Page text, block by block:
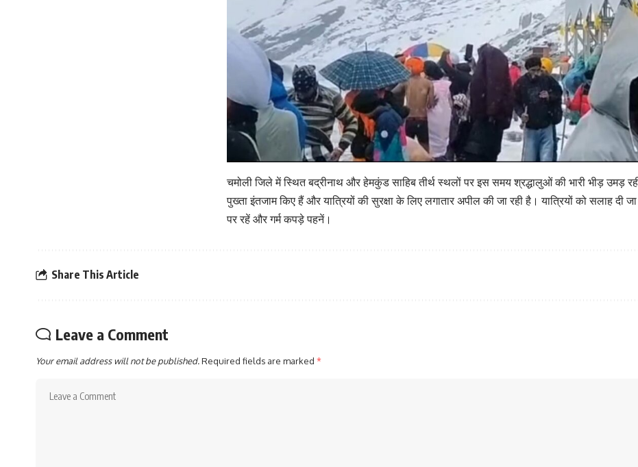
चमोली जिले में स्थित बद्रीनाथ और हेमकुंड साहिब तीर्थ स्थलों पर इस समय श्रद्धालुओं की भारी भीड़ उमड़
पुख्ता इंतजाम किए हैं और यात्रियों की सुरक्षा के लिए लगातार अपील की जा रही है। यात्रियों को सलाह दी
पर रहें और गर्म कपड़े पहनें।
Share This Article
Leave a Comment
Your email address will not be published.Required fields are marked *